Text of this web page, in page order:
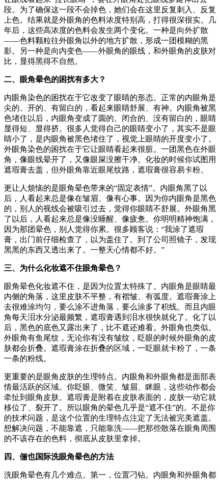
段。为了确保这一段不会掉色，她们会在这里反复刺入、反复
上色。结果就是外眼角的色料浓度特别高，打得很深很实。几
年后，这些高浓度的色料会发生两个变化。一种是向外扩散
——色料颗粒往外眼角以外的地方扩散，形成一团模糊的黑
影。另一种是向内变色——外眼角的眼线，和外眼角的皮肤对
比，显得黑得不自然。
二、眼角晕色的困扰有多大？
内眼角染色的困扰在于它改变了眼睛的形态。正常的内眼角是
尖的、开的、有留白的，看起来眼睛舒展、有神。内眼角被黑
色堵住以后，内眼角变成了圆的、闭合的、没有留白的，眼睛
显得短、显得挤。很多人觉得自己的眼睛变小了，其实不是眼
睛小了，是内眼角被黑色堵住了，视觉上眼睛的开度变小了。
外眼角染色的困扰在于它让眼睛看起来很脏。一团黑色在外眼
角，像眼线晕开了，又像眼屎没擦干净。化妆的时候你试图用
遮瑕膏去盖，但外眼角靠近眼尾纹路，遮瑕膏很容易卡粉。
更让人烦恼的是眼角晕色带来的“固定表情”。内眼角黑了以
后，人看起来总是像在皱眉、像有心事。因为你内眼角是黑色
的，别人的视线会被吸引过去，觉得你眼睛不舒展。外眼角黑
了以后，人看起来总是像没睡醒、像疲惫。你明明精神饱满，
因为那团晕色，别人觉得你累。很多顾客说：“我涂了遮瑕
膏，出门前仔细检查了，以为盖住了。到了公司照镜子，发现
黑黑的东西又透出来了。一整天心情都不好。”
三、为什么化妆遮不住眼角晕色？
眼角晕色化妆遮不住，是因为位置太特殊了。内眼角是眼睛最
内侧的角落，这里皮肤不平整，有褶皱、有弧度。遮瑕膏涂上
去很难涂均匀，要么涂不进角落，要么涂多了积线。而且内眼
角每天泪水分泌最频繁，遮瑕膏遇到泪水很快就化了。化了以
后，黑色的底色又露出来了，比不遮还难看。外眼角也类似。
外眼角有鱼尾纹，无论你有没有皱纹，眨眼的时候外眼角的皮
肤都会折叠。遮瑕膏涂在折叠的区域，一眨眼就卡粉了，一条
一条的粉线。
更重要的是眼角皮肤的生理特点。内眼角和外眼角都是面部表
情最活跃的区域。你眨眼、微笑、皱眉、眯眼，这些动作都会
牵扯到眼角皮肤。遮瑕膏是附着在皮肤表面的，皮肤一动它就
移位了、裂开了。所以眼角的晕色几乎是“遮不住”的。不是你
的技术问题，是这个位置的生理特点注定了无法被完美遮盖。
想解决问题，不能靠遮，只能靠洗——把那些散落在眼角周围
的不该存在的色料，彻底从皮肤里拿掉。
四、俪也国际洗眼角晕色的方法
洗眼角晕色有几个难点。第一，位置刁钻。内眼角和外眼角都